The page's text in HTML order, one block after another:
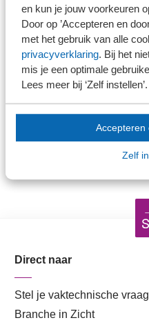
en kun je jouw voorkeuren
Door op ’Accepteren en
met het gebruik van alle
privacyverklaring. Bij het
mis je een optimale
Lees meer bij ‘Zelf instellen’.
Accepteren
Zelf
Deelnemer
Direct naar
Stel je vaktechnische vraag
Branche in Zicht